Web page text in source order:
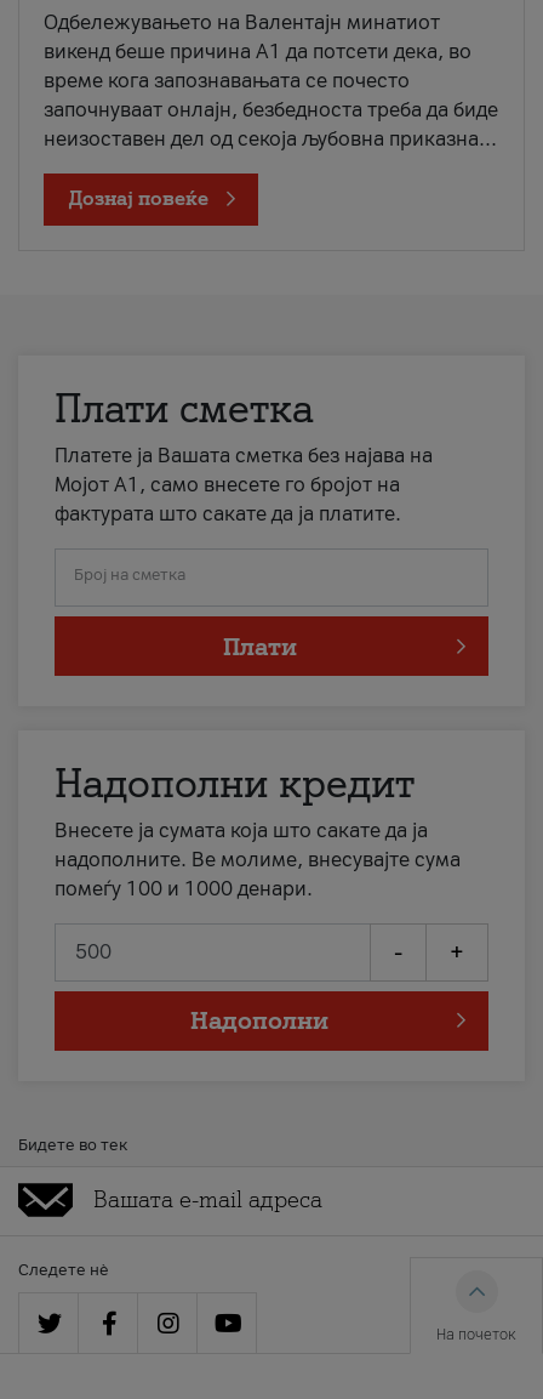
Одбележувањето на Валентајн минатиот
викенд беше причина А1 да потсети дека, во
време кога запознавањата се почесто
започнуваат онлајн, безбедноста треба да биде
неизоставен дел од секоја љубовна приказна...
Дознај повеќе
Плати сметка
Платете ја Вашата сметка без најава на
Мојот А1, само внесете го бројот на
фактурата што сакате да ја платите.
Број на сметка
Плати
Надополни кредит
Внесете ја сумата која што сакате да ја
надополните. Ве молиме, внесувајте сума
помеѓу 100 и 1000 денари.
- +
Надополни
Бидете во тек
Следете нè
На почеток